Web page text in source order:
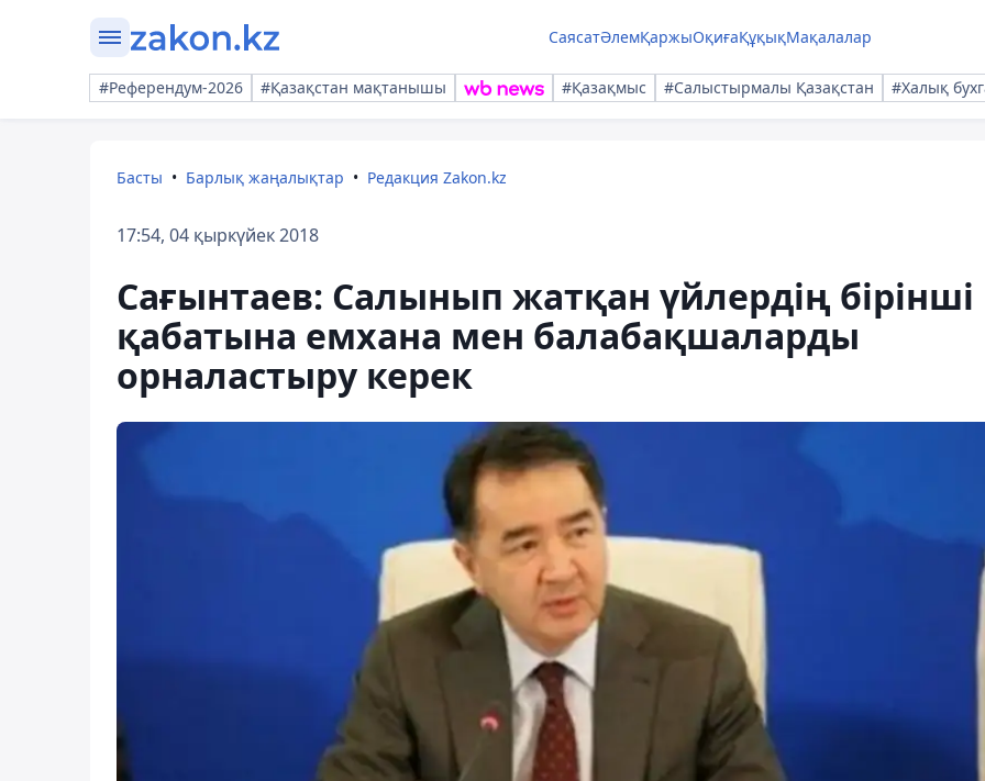
СаясатӘлемҚаржыОқиғаҚұқықМақалалар
#Референдум-2026 #Қазақстан мақтанышы #Қазақмыс #Салыстырмалы Қазақстан #Халық
Басты Барлық жаңалықтар Редакция Zakon.kz
17:54, 04 қыркүйек 2018
Сағынтаев: Салынып жатқан үйлердің бірінші
қабатына емхана мен балабақшаларды
орналастыру керек